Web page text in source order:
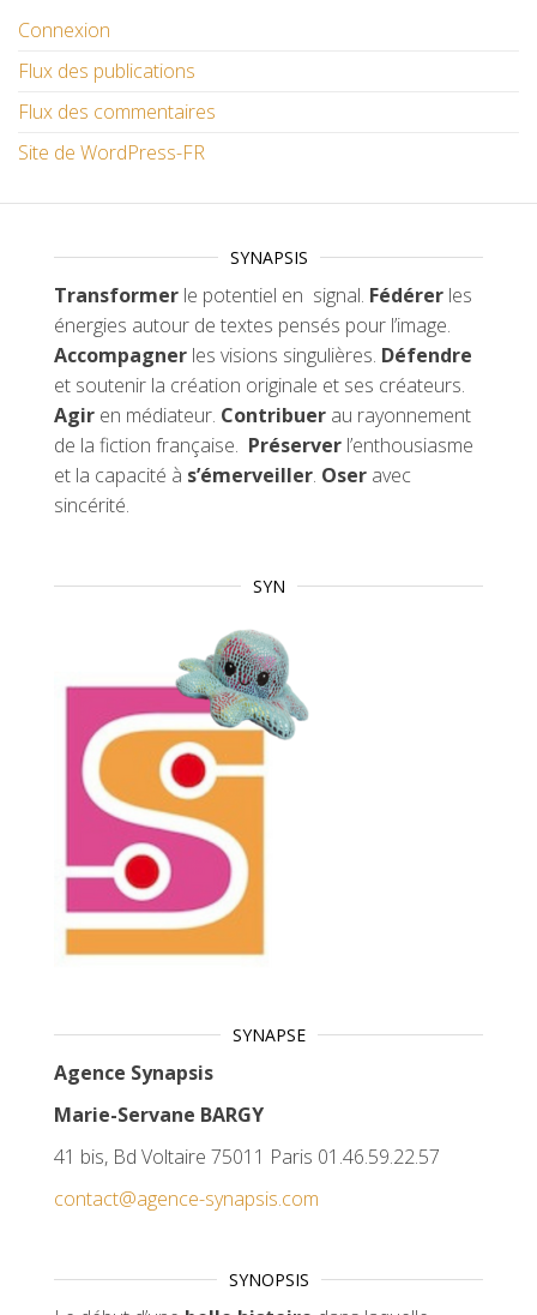
Connexion
Flux des publications
Flux des commentaires
Site de WordPress-FR
SYNAPSIS
Transformer le potentiel en signal. Fédérer les
énergies autour de textes pensés pour l’image.
Accompagner les visions singulières. Défendre
et soutenir la création originale et ses créateurs.
Agir en médiateur. Contribuer au rayonnement
de la fiction française. Préserver l’enthousiasme
et la capacité à s’émerveiller. Oser avec
sincérité.
SYN
SYNAPSE
Agence Synapsis
Marie-Servane BARGY
41 bis, Bd Voltaire 75011 Paris 01.46.59.22.57
contact@agence-synapsis.com
SYNOPSIS